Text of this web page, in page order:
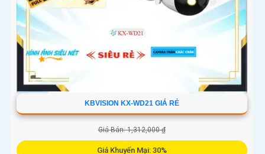
KBVISION KX-WD21 GIÁ RẺ
Giá Bán: 1,312,000 ₫
Giá Khuyến Mại: 30%